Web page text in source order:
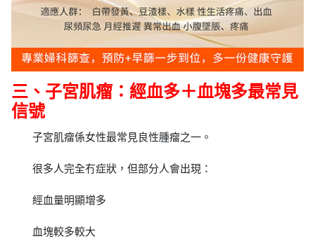
三、子宮肌瘤：經血多＋血塊多最常見
信號
子宮肌瘤係女性最常見良性腫瘤之一。
很多人完全冇症狀，但部分人會出現：
經血量明顯增多
血塊較多較大